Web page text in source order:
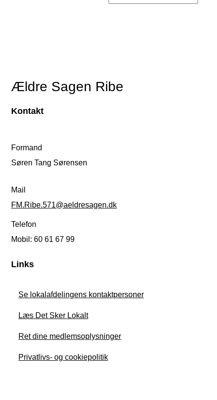
Ældre Sagen Ribe
Kontakt
Formand
Søren Tang Sørensen
Mail
FM.Ribe.571@aeldresagen.dk
Telefon
Mobil: 60 61 67 99
Links
Se lokalafdelingens kontaktpersoner
Læs Det Sker Lokalt
Ret dine medlemsoplysninger
Privatlivs- og cookiepolitik